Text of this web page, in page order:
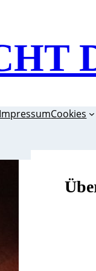
ImpressumCookies